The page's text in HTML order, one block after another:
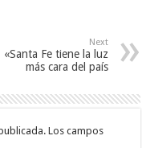
Next
«Santa Fe tiene la luz
más cara del país
Los campos